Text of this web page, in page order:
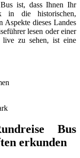
ist, dass Ihnen Ihr
in die historischen,
dieses Landes
lesen oder einer
live zu sehen, ist eine
Bus
erkunden